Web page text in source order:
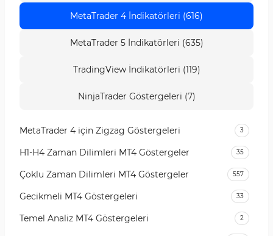
MetaTrader 4 İndikatörleri (616)
MetaTrader 5 İndikatörleri (635)
TradingView İndikatörleri (119)
NinjaTrader Göstergeleri (7)
MetaTrader 4 için Zigzag Göstergeleri 3
H1-H4 Zaman Dilimleri MT4 Göstergeler 35
Çoklu Zaman Dilimleri MT4 Göstergeler 557
Gecikmeli MT4 Göstergeleri 33
Temel Analiz MT4 Göstergeleri 2